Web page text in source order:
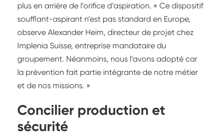
plus en arrière de l’orifice d’aspiration. « Ce dispositif
soufflant-aspirant n’est pas standard en Europe,
observe Alexander Heim, directeur de projet chez
Implenia Suisse, entreprise mandataire du
groupement. Néanmoins, nous l’avons adopté car
la prévention fait partie intégrante de notre métier
et de nos missions. »
Concilier production et
sécurité